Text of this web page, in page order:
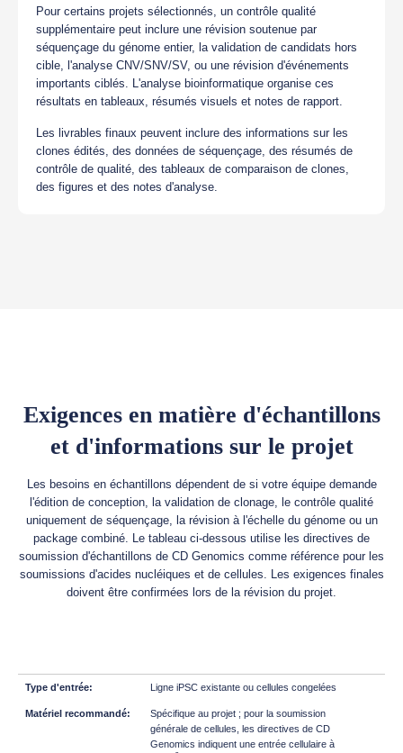
Pour certains projets sélectionnés, un contrôle qualité
supplémentaire peut inclure une révision soutenue par
séquençage du génome entier, la validation de candidats hors
cible, l'analyse CNV/SNV/SV, ou une révision d'événements
importants ciblés. L'analyse bioinformatique organise ces
résultats en tableaux, résumés visuels et notes de rapport.
Les livrables finaux peuvent inclure des informations sur les
clones édités, des données de séquençage, des résumés de
contrôle de qualité, des tableaux de comparaison de clones,
des figures et des notes d'analyse.
Exigences en matière d'échantillons
et d'informations sur le projet
Les besoins en échantillons dépendent de si votre équipe demande
l'édition de conception, la validation de clonage, le contrôle qualité
uniquement de séquençage, la révision à l'échelle du génome ou un
package combiné. Le tableau ci-dessous utilise les directives de
soumission d'échantillons de CD Genomics comme référence pour les
soumissions d'acides nucléiques et de cellules. Les exigences finales
doivent être confirmées lors de la révision du projet.
Ligne iPSC existante ou cellules congelées
Spécifique au projet ; pour la soumission
générale de cellules, les directives de CD
Genomics indiquent une entrée cellulaire à